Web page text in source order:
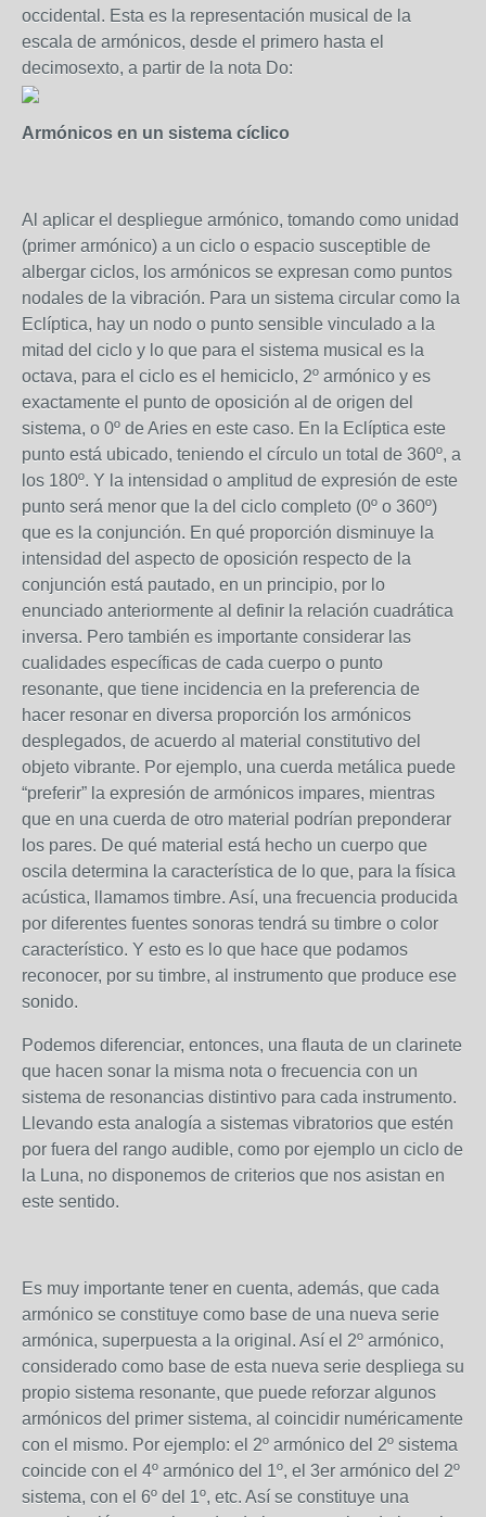
occidental. Esta es la representación musical de la
escala de armónicos, desde el primero hasta el
decimosexto, a partir de la nota Do:
Armónicos en un sistema cíclico
Al aplicar el despliegue armónico, tomando como unidad
(primer armónico) a un ciclo o espacio susceptible de
albergar ciclos, los armónicos se expresan como puntos
nodales de la vibración. Para un sistema circular como la
Eclíptica, hay un nodo o punto sensible vinculado a la
mitad del ciclo y lo que para el sistema musical es la
octava, para el ciclo es el hemiciclo, 2º armónico y es
exactamente el punto de oposición al de origen del
sistema, o 0º de Aries en este caso. En la Eclíptica este
punto está ubicado, teniendo el círculo un total de 360º, a
los 180º. Y la intensidad o amplitud de expresión de este
punto será menor que la del ciclo completo (0º o 360º)
que es la conjunción. En qué proporción disminuye la
intensidad del aspecto de oposición respecto de la
conjunción está pautado, en un principio, por lo
enunciado anteriormente al definir la relación cuadrática
inversa. Pero también es importante considerar las
cualidades específicas de cada cuerpo o punto
resonante, que tiene incidencia en la preferencia de
hacer resonar en diversa proporción los armónicos
desplegados, de acuerdo al material constitutivo del
objeto vibrante. Por ejemplo, una cuerda metálica puede
“preferir” la expresión de armónicos impares, mientras
que en una cuerda de otro material podrían preponderar
los pares. De qué material está hecho un cuerpo que
oscila determina la característica de lo que, para la física
acústica, llamamos timbre. Así, una frecuencia producida
por diferentes fuentes sonoras tendrá su timbre o color
característico. Y esto es lo que hace que podamos
reconocer, por su timbre, al instrumento que produce ese
sonido.
Podemos diferenciar, entonces, una flauta de un clarinete
que hacen sonar la misma nota o frecuencia con un
sistema de resonancias distintivo para cada instrumento.
Llevando esta analogía a sistemas vibratorios que estén
por fuera del rango audible, como por ejemplo un ciclo de
la Luna, no disponemos de criterios que nos asistan en
este sentido.
Es muy importante tener en cuenta, además, que cada
armónico se constituye como base de una nueva serie
armónica, superpuesta a la original. Así el 2º armónico,
considerado como base de esta nueva serie despliega su
propio sistema resonante, que puede reforzar algunos
armónicos del primer sistema, al coincidir numéricamente
con el mismo. Por ejemplo: el 2º armónico del 2º sistema
coincide con el 4º armónico del 1º, el 3er armónico del 2º
sistema, con el 6º del 1º, etc. Así se constituye una